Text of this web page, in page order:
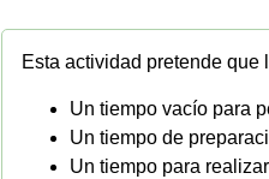
Esta actividad pretende
Un tiempo vacío para
Un tiempo de
Un tiempo para